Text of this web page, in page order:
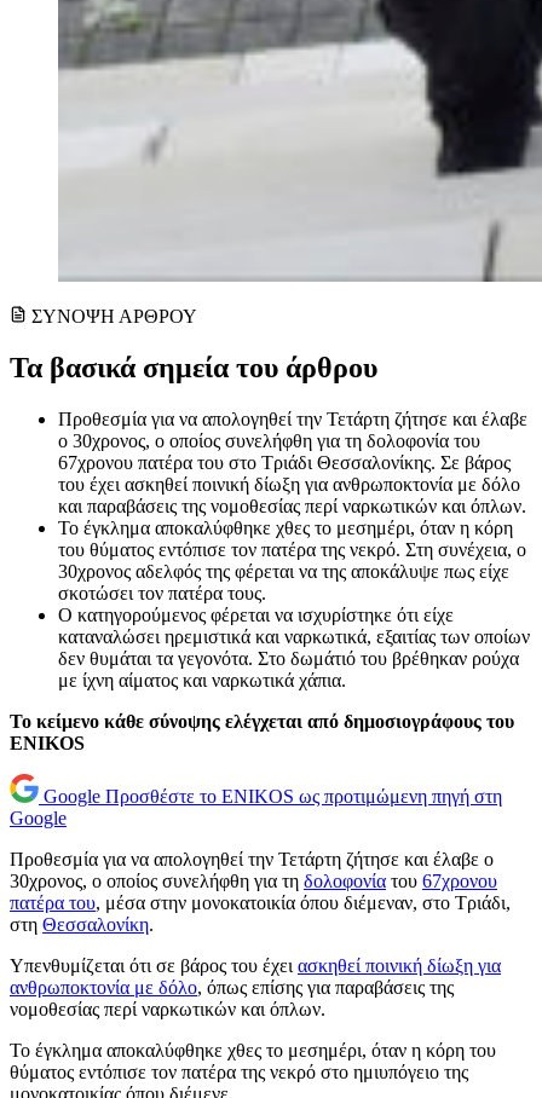
ΣΥΝΟΨΗ ΑΡΘΡΟΥ
Τα βασικά σημεία του άρθρου
Προθεσμία για να απολογηθεί την Τετάρτη ζήτησε και έλαβε
ο 30χρονος, ο οποίος συνελήφθη για τη δολοφονία του
67χρονου πατέρα του στο Τριάδι Θεσσαλονίκης. Σε βάρος
του έχει ασκηθεί ποινική δίωξη για ανθρωποκτονία με δόλο
και παραβάσεις της νομοθεσίας περί ναρκωτικών και όπλων.
Το έγκλημα αποκαλύφθηκε χθες το μεσημέρι, όταν η κόρη
του θύματος εντόπισε τον πατέρα της νεκρό. Στη συνέχεια, ο
30χρονος αδελφός της φέρεται να της αποκάλυψε πως είχε
σκοτώσει τον πατέρα τους.
Ο κατηγορούμενος φέρεται να ισχυρίστηκε ότι είχε
καταναλώσει ηρεμιστικά και ναρκωτικά, εξαιτίας των οποίων
δεν θυμάται τα γεγονότα. Στο δωμάτιό του βρέθηκαν ρούχα
με ίχνη αίματος και ναρκωτικά χάπια.
Το κείμενο κάθε σύνοψης ελέγχεται από δημοσιογράφους του
ENIKOS
Google Προσθέστε το ENIKOS ως προτιμώμενη πηγή στη
Google
Προθεσμία για να απολογηθεί την Τετάρτη ζήτησε και έλαβε ο
30χρονος, ο οποίος συνελήφθη για τη δολοφονία του 67χρονου
πατέρα του, μέσα στην μονοκατοικία όπου διέμεναν, στο Τριάδι,
στη Θεσσαλονίκη.
Υπενθυμίζεται ότι σε βάρος του έχει ασκηθεί ποινική δίωξη για
ανθρωποκτονία με δόλο, όπως επίσης για παραβάσεις της
νομοθεσίας περί ναρκωτικών και όπλων.
Το έγκλημα αποκαλύφθηκε χθες το μεσημέρι, όταν η κόρη του
θύματος εντόπισε τον πατέρα της νεκρό στο ημιυπόγειο της
μονοκατοικίας όπου διέμενε.